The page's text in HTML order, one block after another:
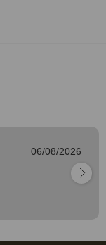
06/08/2026